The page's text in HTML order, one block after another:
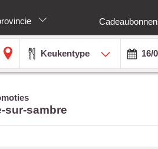
Cadeaubonnen
Keukentype
sur-sambre